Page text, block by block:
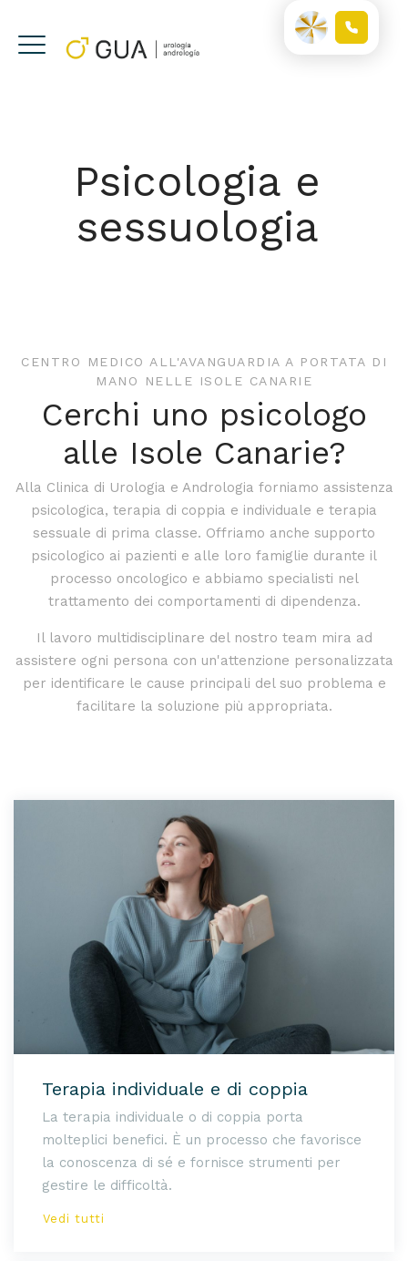
Psicologia e
sessuologia
CENTRO MEDICO ALL'AVANGUARDIA A PORTATA DI
MANO NELLE ISOLE CANARIE
Cerchi uno psicologo
alle Isole Canarie?
Alla Clinica di Urologia e Andrologia forniamo assistenza
psicologica, terapia di coppia e individuale e terapia
sessuale di prima classe. Offriamo anche supporto
psicologico ai pazienti e alle loro famiglie durante il
processo oncologico e abbiamo specialisti nel
trattamento dei comportamenti di dipendenza.
Il lavoro multidisciplinare del nostro team mira ad
assistere ogni persona con un'attenzione personalizzata
per identificare le cause principali del suo problema e
facilitare la soluzione più appropriata.
Terapia individuale e di coppia
La terapia individuale o di coppia porta
molteplici benefici. È un processo che favorisce
la conoscenza di sé e fornisce strumenti per
gestire le difficoltà.
Vedi tutti